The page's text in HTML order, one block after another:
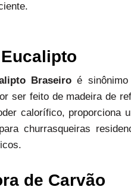
Braseiroé sinônimo
ser feito de madeira de
calorífico, proporciona
churrasqueiras
de Carvão